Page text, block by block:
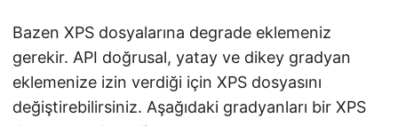
Bazen XPS dosyalarına degrade eklemeniz
gerekir. API doğrusal, yatay ve dikey gradyan
eklemenize izin verdiği için XPS dosyasını
değiştirebilirsiniz. Aşağıdaki gradyanları bir XPS